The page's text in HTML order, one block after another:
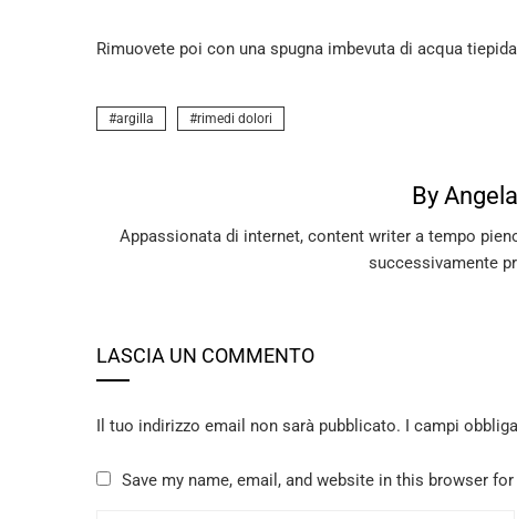
Rimuovete poi con una spugna imbevuta di acqua
argilla rimedi dolori
By
Appassionata di internet, content writer a tempo
successivamente
LASCIA UN COMMENTO
Il tuo indirizzo email non sarà pubblicato. I campi
Save my name, email, and website in this browser